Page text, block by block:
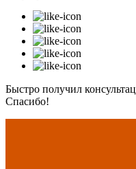
Быстро получил
Спасибо!